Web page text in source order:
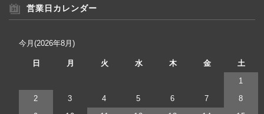
営業日カレンダー
今月(2026年8月)
日 月 火 水 木 金
土
1
2
3 4 5 6 7
8